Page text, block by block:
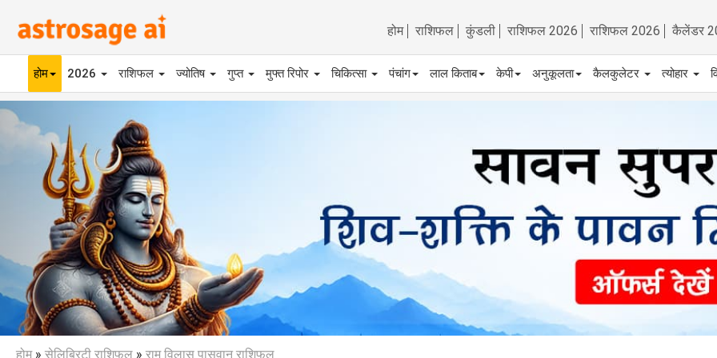
होम राशिफल कुंडली राशिफल 2026 राशिफल 2026 कैलेंडर
होम 2026 राशिफल ज्योतिष गुप्त मुफ्त रिपोर चिकित्सा पंचांग लाल किताब केपी अनुकूलता कैलकुलेटर त्योहार
Previous
होम» सेलिब्रिटी राशिफल » राम विलास पासवान राशिफल